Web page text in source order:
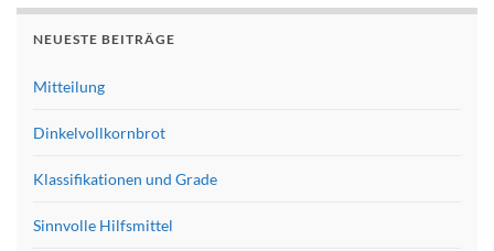
NEUESTE BEITRÄGE
Mitteilung
Dinkelvollkornbrot
Klassifikationen und Grade
Sinnvolle Hilfsmittel